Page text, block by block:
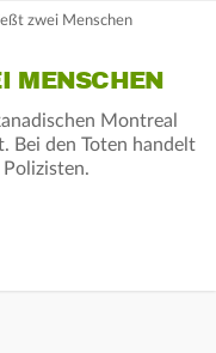
zwei Menschen
Montreal
Bei den Toten handelt